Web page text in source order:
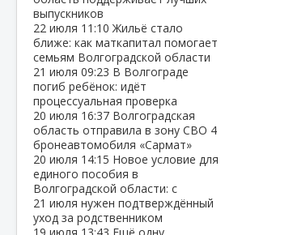
выпускников
22 июля 11:10Жильё стало
ближе: как маткапитал помогает
семьям Волгоградской области
21 июля 09:23 В Волгограде
погиб ребёнок: идёт
процессуальная проверка
20 июля 16:37 Волгоградская
область отправила в зону СВО 4
бронеавтомобиля «Сармат»
20 июля 14:15 Новое условие для
единого пособия в
Волгоградской области: с
21 июля нужен подтверждённый
уход за родственником